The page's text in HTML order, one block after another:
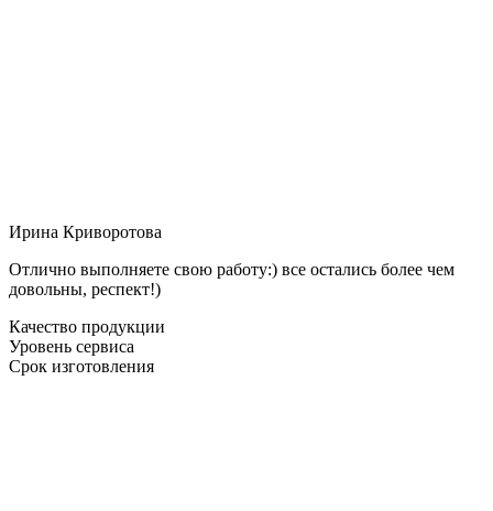
Ирина Криворотова
Отлично выполняете свою работу:) все остались более чем
довольны, респект!)
Качество продукции
Уровень сервиса
Срок изготовления